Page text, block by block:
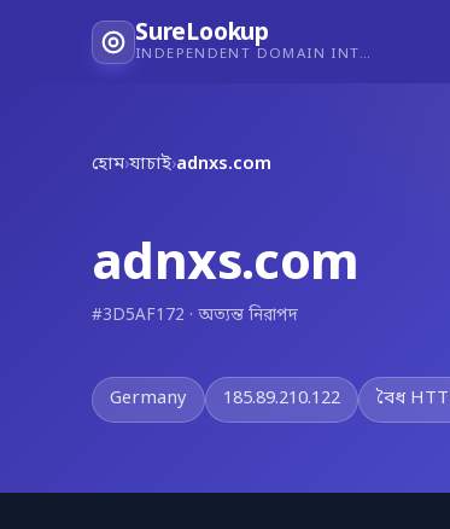
SureLookup
INDEPENDENT DOMAIN INTELLIGENCE
হোম›যাচাই›adnxs.com
adnxs.com
#3D5AF172 · অত্যন্ত নিরাপদ
Germany 185.89.210.122 বৈধ